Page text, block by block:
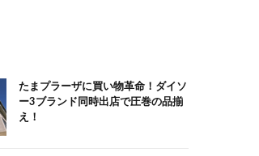
たまプラーザに買い物革命！ダイソ
ー3ブランド同時出店で圧巻の品揃
え！